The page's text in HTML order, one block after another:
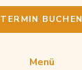
TERMIN BUCHEN
Menü